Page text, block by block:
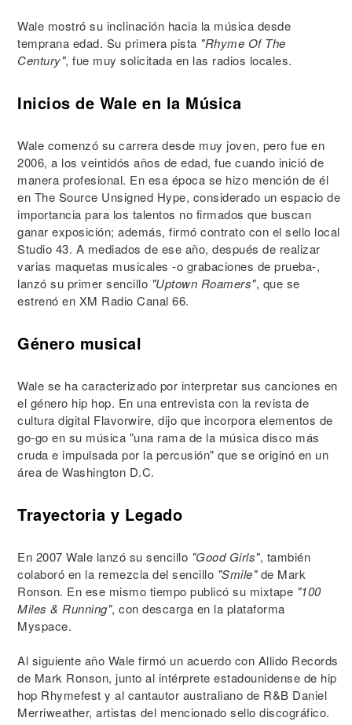
Wale mostró su inclinación hacia la música desde
temprana edad. Su primera pista "Rhyme Of The
Century", fue muy solicitada en las radios locales.
Inicios de Wale en la Música
Wale comenzó su carrera desde muy joven, pero fue en
2006, a los veintidós años de edad, fue cuando inició de
manera profesional. En esa época se hizo mención de él
en The Source Unsigned Hype, considerado un espacio de
importancia para los talentos no firmados que buscan
ganar exposición; además, firmó contrato con el sello local
Studio 43. A mediados de ese año, después de realizar
varias maquetas musicales -o grabaciones de prueba-,
lanzó su primer sencillo "Uptown Roamers", que se
estrenó en XM Radio Canal 66.
Género musical
Wale se ha caracterizado por interpretar sus canciones en
el género hip hop. En una entrevista con la revista de
cultura digital Flavorwire, dijo que incorpora elementos de
go-go en su música "una rama de la música disco más
cruda e impulsada por la percusión" que se originó en un
área de Washington D.C.
Trayectoria y Legado
En 2007 Wale lanzó su sencillo "Good Girls", también
colaboró en la remezcla del sencillo "Smile"de Mark
Ronson. En ese mismo tiempo publicó su mixtape "100
Miles & Running", con descarga en la plataforma
Myspace.
Al siguiente año Wale firmó un acuerdo con Allido Records
de Mark Ronson, junto al intérprete estadounidense de hip
hop Rhymefest y al cantautor australiano de R&B Daniel
Merriweather, artistas del mencionado sello discográfico.